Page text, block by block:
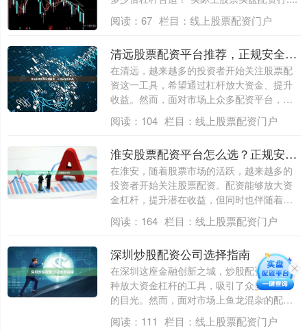
阅读： 67 栏目： 线上股票配资门户
清远股票配资平台推荐，正规安全杠杆高
在清远，越来越多的投资者开始关注股票配
资这一工具，希望通过杠杆放大资金、提升
收益。然而，面对市场上众多配资平台，如
何选择....
阅读： 104 栏目： 线上股票配资门户
淮安股票配资平台怎么选？正规安全指南
在淮安，随着股票市场的活跃，越来越多的
投资者开始关注股票配资。配资能够放大资
金杠杆，提升潜在收益，但同时也伴随着较
高的风....
阅读： 164 栏目： 线上股票配资门户
深圳炒股配资公司选择指南
在深圳这座金融创新之城，炒股配资作为一
种放大资金杠杆的工具，吸引了众多投资者
的目光。然而，面对市场上鱼龙混杂的配资
公司，....
阅读： 111 栏目： 线上股票配资门户